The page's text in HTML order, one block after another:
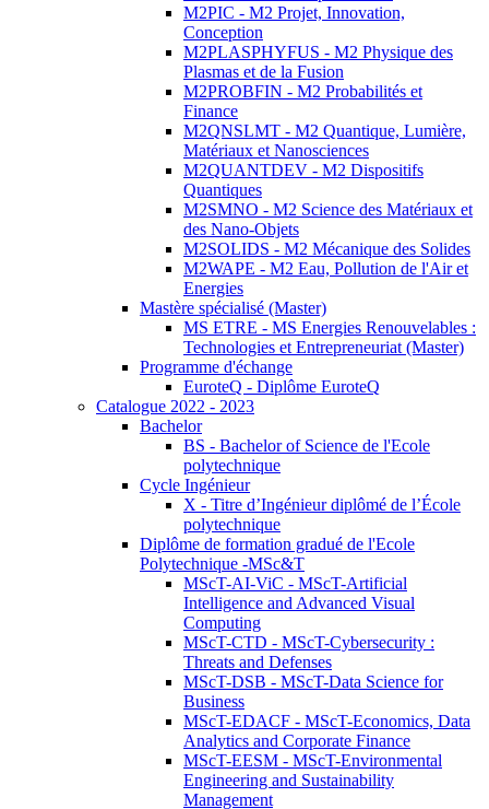
M2PIC - M2 Projet, Innovation,
Conception
M2PLASPHYFUS - M2 Physique des
Plasmas et de la Fusion
M2PROBFIN - M2 Probabilités et
Finance
M2QNSLMT - M2 Quantique, Lumière,
Matériaux et Nanosciences
M2QUANTDEV - M2 Dispositifs
Quantiques
M2SMNO - M2 Science des Matériaux et
des Nano-Objets
M2SOLIDS - M2 Mécanique des Solides
M2WAPE - M2 Eau, Pollution de l'Air et
Energies
Mastère spécialisé (Master)
MS ETRE - MS Energies Renouvelables :
Technologies et Entrepreneuriat (Master)
Programme d'échange
EuroteQ - Diplôme EuroteQ
Catalogue 2022 - 2023
Bachelor
BS - Bachelor of Science de l'Ecole
polytechnique
Cycle Ingénieur
X - Titre d’Ingénieur diplômé de l’École
polytechnique
Diplôme de formation gradué de l'Ecole
Polytechnique -MSc&T
MScT-AI-ViC - MScT-Artificial
Intelligence and Advanced Visual
Computing
MScT-CTD - MScT-Cybersecurity :
Threats and Defenses
MScT-DSB - MScT-Data Science for
Business
MScT-EDACF - MScT-Economics, Data
Analytics and Corporate Finance
MScT-EESM - MScT-Environmental
Engineering and Sustainability
Management